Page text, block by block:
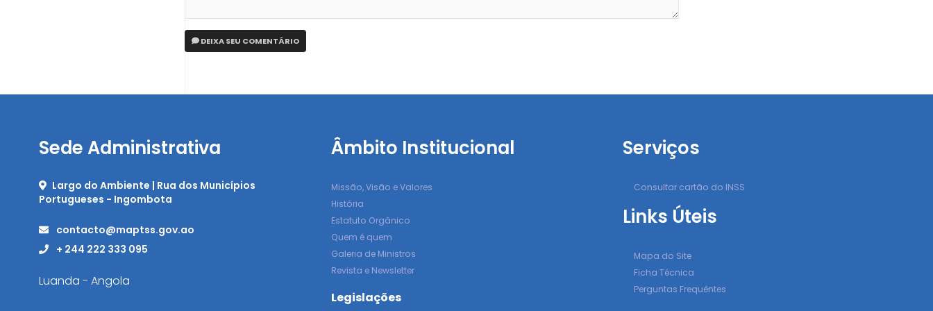
DEIXA SEU COMENTÁRIO
Sede Administrativa
Largo do Ambiente | Rua dos Municípios
Portugueses - Ingombota
contacto@maptss.gov.ao
+ 244 222 333 095
Luanda - Angola
Âmbito Institucional
Missão, Visão e Valores
História
Estatuto Orgânico
Quem é quem
Galeria de Ministros
Revista e Newsletter
Legislações
Serviços
Consultar cartão do INSS
Links Úteis
Mapa do Site
Ficha Técnica
Perguntas Frequêntes